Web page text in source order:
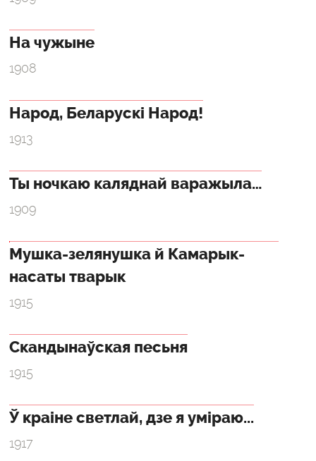
На чужыне
1908
Народ, Беларускі Народ!
1913
Ты ночкаю каляднай варажыла…
1909
Мушка-зелянушка й Камарык-
насаты тварык
1915
Скандынаўская песьня
1915
Ў краіне светлай, дзе я уміраю...
1917